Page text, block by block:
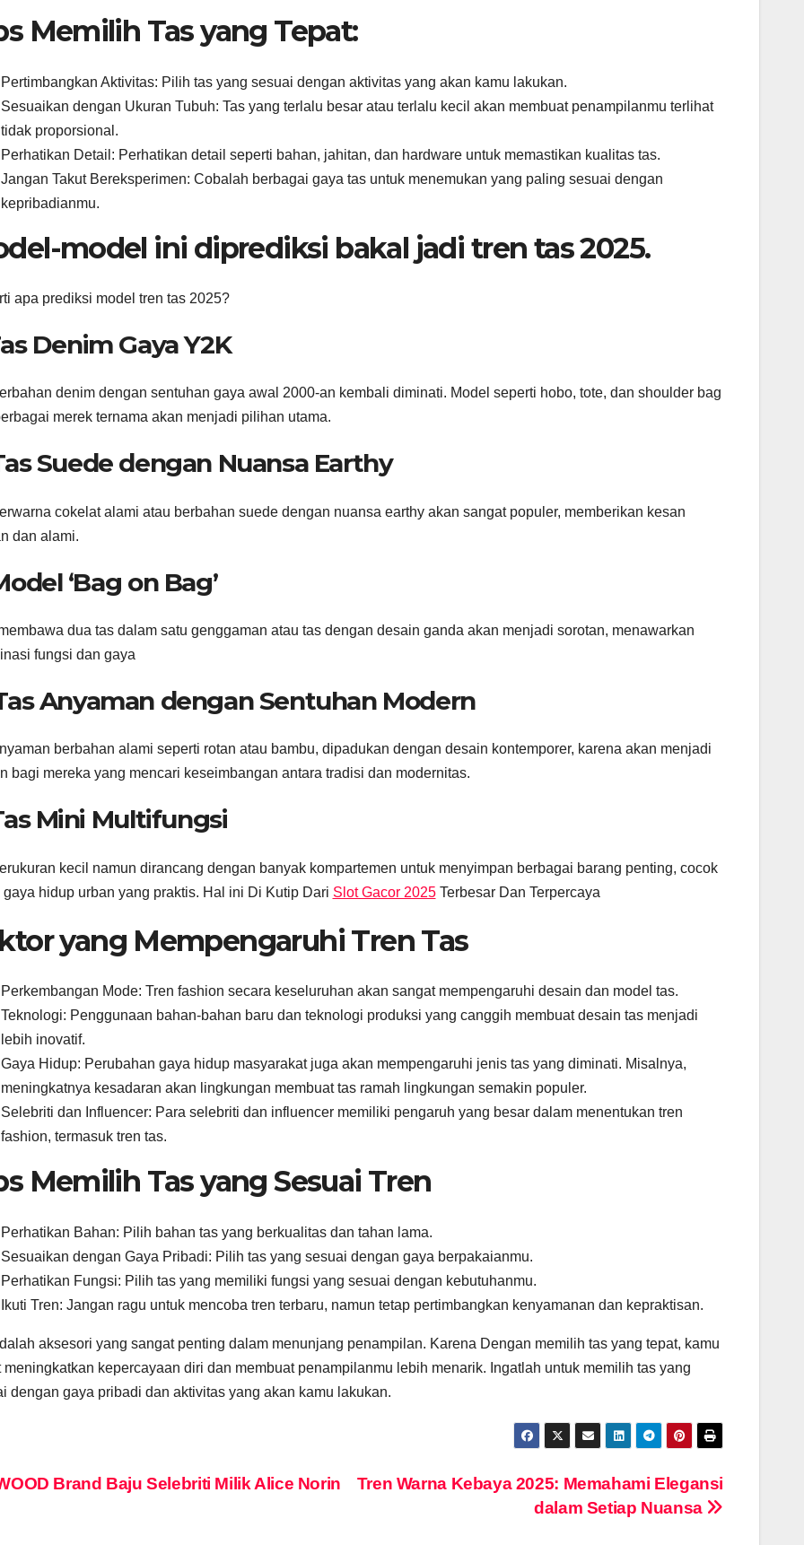
Memilih Tas yang Tepat:
Pertimbangkan Aktivitas: Pilih tas yang sesuai dengan aktivitas yang akan kamu lakukan.
Sesuaikan dengan Ukuran Tubuh: Tas yang terlalu besar atau terlalu kecil akan membuat penampilanmu terlihat
tidak proporsional.
Perhatikan Detail: Perhatikan detail seperti bahan, jahitan, dan hardware untuk memastikan kualitas tas.
Jangan Takut Bereksperimen: Cobalah berbagai gaya tas untuk menemukan yang paling sesuai dengan
kepribadianmu.
model ini diprediksi bakal jadi tren tas 2025.
apa prediksi model tren tas 2025?
Denim Gaya Y2K
denim dengan sentuhan gaya awal 2000-an kembali diminati. Model seperti hobo, tote, dan shoulder bag
merek ternama akan menjadi pilihan utama.
Suede dengan Nuansa Earthy
cokelat alami atau berbahan suede dengan nuansa earthy akan sangat populer, memberikan kesan
dan alami.
‘Bag on Bag’
dua tas dalam satu genggaman atau tas dengan desain ganda akan menjadi sorotan, menawarkan
fungsi dan gaya
Anyaman dengan Sentuhan Modern
berbahan alami seperti rotan atau bambu, dipadukan dengan desain kontemporer, karena akan menjadi
bagi mereka yang mencari keseimbangan antara tradisi dan modernitas.
Mini Multifungsi
kecil namun dirancang dengan banyak kompartemen untuk menyimpan berbagai barang penting, cocok
gaya hidup urban yang praktis. Hal ini Di Kutip Dari Slot Gacor 2025Terbesar Dan Terpercaya
yang Mempengaruhi Tren Tas
Perkembangan Mode: Tren fashion secara keseluruhan akan sangat mempengaruhi desain dan model tas.
Teknologi: Penggunaan bahan-bahan baru dan teknologi produksi yang canggih membuat desain tas menjadi
lebih inovatif.
Gaya Hidup: Perubahan gaya hidup masyarakat juga akan mempengaruhi jenis tas yang diminati. Misalnya,
meningkatnya kesadaran akan lingkungan membuat tas ramah lingkungan semakin populer.
Selebriti dan Influencer: Para selebriti dan influencer memiliki pengaruh yang besar dalam menentukan tren
fashion, termasuk tren tas.
Memilih Tas yang Sesuai Tren
Perhatikan Bahan: Pilih bahan tas yang berkualitas dan tahan lama.
Sesuaikan dengan Gaya Pribadi: Pilih tas yang sesuai dengan gaya berpakaianmu.
Perhatikan Fungsi: Pilih tas yang memiliki fungsi yang sesuai dengan kebutuhanmu.
Ikuti Tren: Jangan ragu untuk mencoba tren terbaru, namun tetap pertimbangkan kenyamanan dan kepraktisan.
aksesori yang sangat penting dalam menunjang penampilan. Karena Dengan memilih tas yang tepat, kamu
meningkatkan kepercayaan diri dan membuat penampilanmu lebih menarik. Ingatlah untuk memilih tas yang
dengan gaya pribadi dan aktivitas yang akan kamu lakukan.
Tren Warna Kebaya 2025: Memahami Elegansi
dalam Setiap Nuansa
Brand Baju Selebriti Milik Alice Norin